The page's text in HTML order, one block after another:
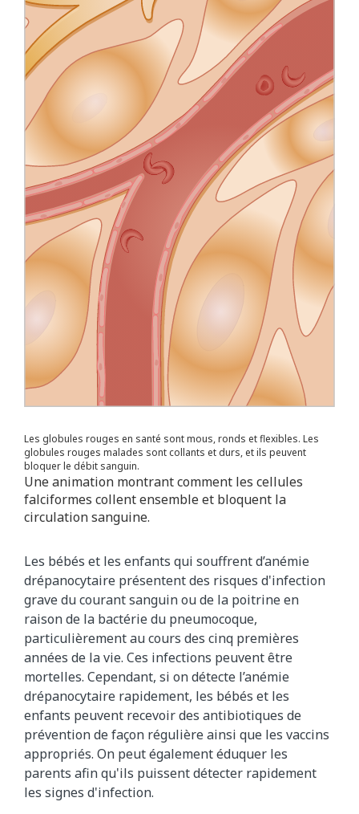
Les globules rouges en santé sont mous, ronds et flexibles. Les
globules rouges malades sont collants et durs, et ils peuvent
bloquer le débit sanguin.
Une animation montrant comment les cellules
falciformes collent ensemble et bloquent la
circulation sanguine.
Les bébés et les enfants qui souffrent d’anémie
drépanocytaire présentent des risques d'infection
grave du courant sanguin ou de la poitrine en
raison de la bactérie du pneumocoque,
particulièrement au cours des cinq premières
années de la vie. Ces infections peuvent être
mortelles. Cependant, si on détecte l’anémie
drépanocytaire rapidement, les bébés et les
enfants peuvent recevoir des antibiotiques de
prévention de façon régulière ainsi que les vaccins
appropriés. On peut également éduquer les
parents afin qu'ils puissent détecter rapidement
les signes d'infection.